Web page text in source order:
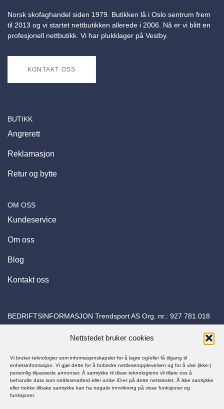
Nettstedet bruker cookies
Vi bruker teknologier som informasjonskapsler for å lagre og/eller få tilgang til
enhetsinformasjon. Vi gjør dette for å forbedre nettleseropplevelsen og for å vise (ikke-)
personlig tilpassede annonser. Å samtykke til disse teknologiene vil tillate oss å
behandle data som nettleseratferd eller unike ID-er på dette nettstedet. Å ikke samtykke
eller trekke tilbake samtykke kan ha negativ innvirkning på visse funksjoner og
funksjoner.
Norsk skofaghandel siden 1979. Butikken lå i Oslo sentrum frem
til 2013 og vi startet nettbutikken allerede i 2006. Nå er vi blitt en
profesjonell nettbutikk. Vi har plukklager på Vestby.
KONTAKT OSS
BUTIKK
Angrerett
Reklamasjon
Retur og bytte
OM OSS
Kundeservice
Om oss
Blog
Kontakt oss
BEDRIFTSINFORMASJON Trendsport AS Org. nr.: 927 781 018
kundeservice@trapessko.no